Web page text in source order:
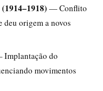
— Conflito
deu origem a novos
do
movimentos